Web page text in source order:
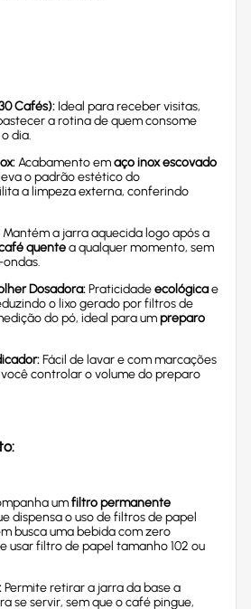
Cafés): Ideal para receber visitas,
a rotina de quem consome
dia.
Acabamento emaço inox escovado
o padrão estético do
a limpeza externa, conferindo
Mantém a jarra aquecida logo após a
quentea qualquer momento, sem
Dosadora:Praticidadeecológicae
o lixo gerado por filtros de
do pó, ideal para umpreparo
Fácil de lavar e com marcações
controlar o volume do preparo
umfiltro permanente
dispensa o uso de filtros de papel
busca uma bebida com zero
usar filtro de papel tamanho 102 ou
Permite retirar a jarra da base a
se servir, sem que o café pingue,